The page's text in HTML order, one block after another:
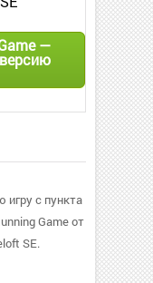
—
с пункта
Game от
SE.